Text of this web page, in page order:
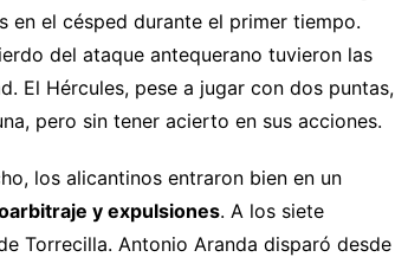
en el césped durante el primer tiempo.
del ataque antequerano tuvieron las
El Hércules, pese a jugar con dos puntas,
pero sin tener acierto en sus acciones.
los alicantinos entraron bien en un
y expulsiones. A los siete
Torrecilla. Antonio Aranda disparó desde